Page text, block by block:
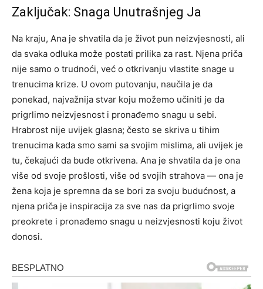
Zaključak: Snaga Unutrašnjeg Ja
Na kraju, Ana je shvatila da je život pun neizvjesnosti, ali
da svaka odluka može postati prilika za rast. Njena priča
nije samo o trudnoći, već o otkrivanju vlastite snage u
trenucima krize. U ovom putovanju, naučila je da
ponekad, najvažnija stvar koju možemo učiniti je da
prigrlimo neizvjesnost i pronađemo snagu u sebi.
Hrabrost nije uvijek glasna; često se skriva u tihim
trenucima kada smo sami sa svojim mislima, ali uvijek je
tu, čekajući da bude otkrivena. Ana je shvatila da je ona
više od svoje prošlosti, više od svojih strahova — ona je
žena koja je spremna da se bori za svoju budućnost, a
njena priča je inspiracija za sve nas da prigrlimo svoje
preokrete i pronađemo snagu u neizvjesnosti koju život
donosi.